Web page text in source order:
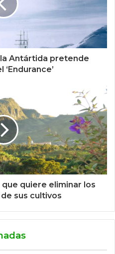
Antártida pretende
quiere eliminar los
sus cultivos